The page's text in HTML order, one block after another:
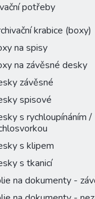
potřeby
krabice (boxy)
na spisy
na závěsné desky
závěsné
spisové
s rychloupínáním /
s klipem
s tkanicí
na dokumenty -